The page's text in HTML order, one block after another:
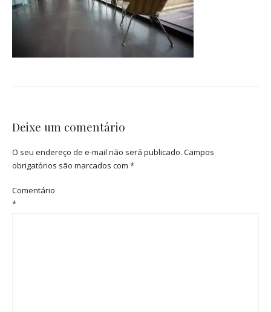
Deixe um comentário
O seu endereço de e-mail não será publicado. Campos
obrigatórios são marcados com *
Comentário
*